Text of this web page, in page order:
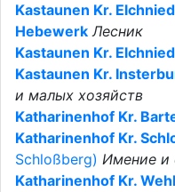
Kastaunen Kr.
Hebewerk Лесник
Kastaunen Kr.
Kastaunen Kr.
и малых хозяйств
Katharinenhof Kr.
Katharinenhof Kr.
Schloßberg) Имение и
Katharinenhof Kr.